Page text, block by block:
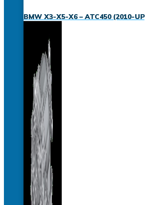
BMW X3-X5-X6 – ATC450 (2010-